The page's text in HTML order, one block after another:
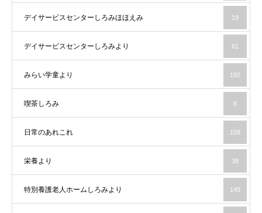
デイサービスセンターしろみほほえみ 19
デイサービスセンターしろみより 61
みらい学童より 192
喫茶しろみ 8
日常のあれこれ 109
栄養より 38
特別養護老人ホームしろみより 149